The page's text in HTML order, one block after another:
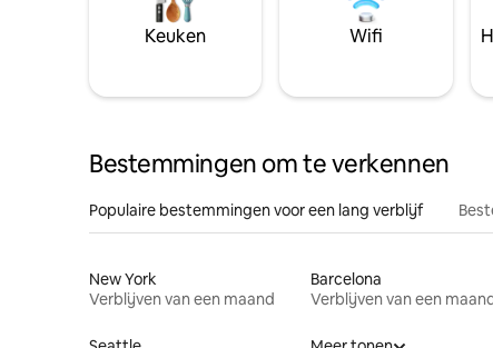
Keuken Wifi
Bestemmingen om te verkennen
Populaire bestemmingen voor een lang verblijf
New York
Verblijven van een maand
Barcelona
Verblijven van een